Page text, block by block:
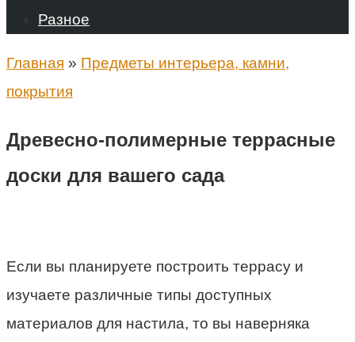
Разное
Главная » Предметы интерьера, камни,
покрытия
Древесно-полимерные террасные
доски для вашего сада
Если вы планируете построить террасу и
изучаете различные типы доступных
материалов для настила, то вы наверняка